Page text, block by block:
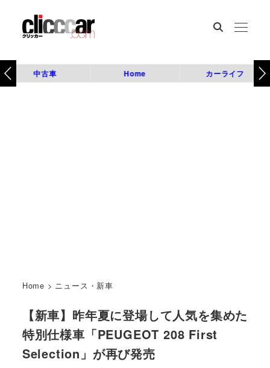
中古車 Home カーライフ
Home > ニュース・新車
【新車】昨年夏に登場して人気を集めた
特別仕様車「PEUGEOT 208 First
Selection」が再び発売